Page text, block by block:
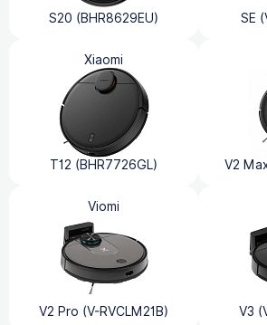
S20 (BHR8629EU) SE
Xiaomi
T12 (BHR7726GL) V2
Viomi
V2 Pro (V-RVCLM21B) V3